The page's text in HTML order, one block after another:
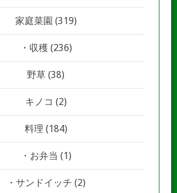
家庭菜園 (319)
収穫 (236)
野草 (38)
キノコ (2)
料理 (184)
お弁当 (1)
サンドイッチ (2)